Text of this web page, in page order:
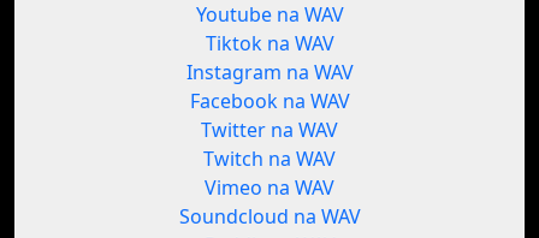
Youtube na WAV
Tiktok na WAV
Instagram na WAV
Facebook na WAV
Twitter na WAV
Twitch na WAV
Vimeo na WAV
Soundcloud na WAV